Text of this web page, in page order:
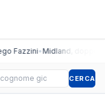
Fazzini•Midland, doppio
CERCA